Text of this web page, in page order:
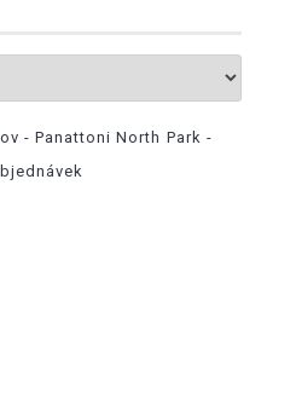
- Panattoni North Park -